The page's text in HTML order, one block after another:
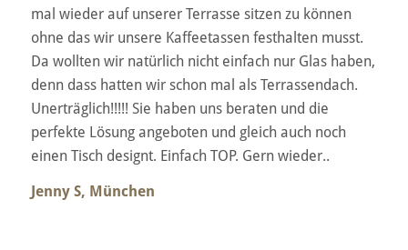
mal wieder auf unserer Terrasse sitzen zu können
ohne das wir unsere Kaffeetassen festhalten musst.
Da wollten wir natürlich nicht einfach nur Glas haben,
denn dass hatten wir schon mal als Terrassendach.
Unerträglich!!!!! Sie haben uns beraten und die
perfekte Lösung angeboten und gleich auch noch
einen Tisch designt. Einfach TOP. Gern wieder..
Jenny S, München